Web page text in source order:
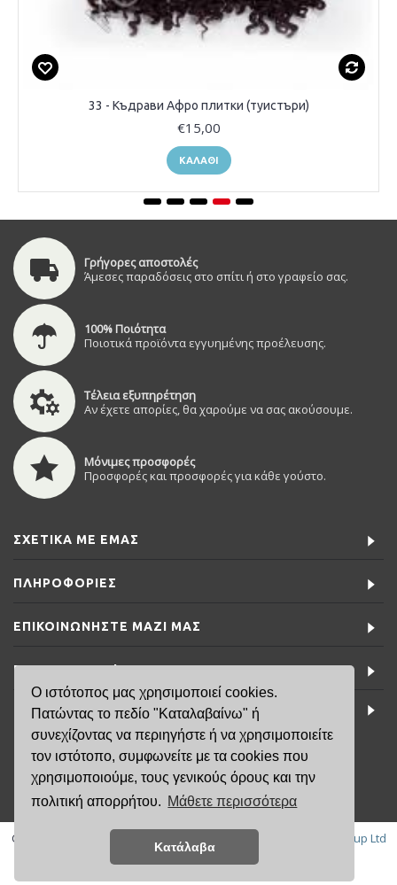
Ο ιστότοπος μας χρησιμοποιεί cookies.
Πατώντας το πεδίο "Καταλαβαίνω" ή
συνεχίζοντας να περιηγήστε ή να χρησιμοποιείτε
τον ιστότοπο, συμφωνείτε με τα cookies που
χρησιμοποιούμε, τους γενικούς όρους και την
πολιτική απορρήτου. Μάθετε περισσότερα
Κατάλαβα
33 - Къдрави Афро плитки (туистъри)
€15,00
ΚΑΛΆΘΙ
Γρήγορες αποστολές
Άμεσες παραδόσεις στο σπίτι ή στο γραφείο σας.
100% Ποιότητα
Ποιοτικά προϊόντα εγγυημένης προέλευσης.
Τέλεια εξυπηρέτηση
Αν έχετε απορίες, θα χαρούμε να σας ακούσουμε.
Μόνιμες προσφορές
Προσφορές και προσφορές για κάθε γούστο.
ΣΧΕΤΙΚΆ ΜΕ ΕΜΆΣ
ΠΛΗΡΟΦΟΡΊΕΣ
ΕΠΙΚΟΙΝΩΝΉΣΤΕ ΜΑΖΊ ΜΑΣ
ΕΙΔΙΚΈΣ ΠΡΟΣΦΟΡΈΣ
ΤΕΛΕΥΤΑΊΑ ΝΈΑ
6981791141
Copyright © 2019, FisikaMallia.gr -